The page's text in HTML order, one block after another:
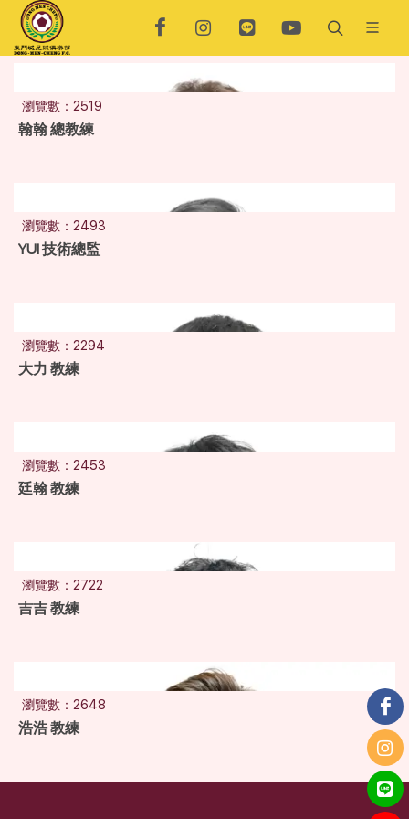
瀏覽數：2519
翰翰 總教練
瀏覽數：2493
YUI 技術總監
瀏覽數：2294
大力 教練
瀏覽數：2453
廷翰 教練
瀏覽數：2722
吉吉 教練
瀏覽數：2648
浩浩 教練